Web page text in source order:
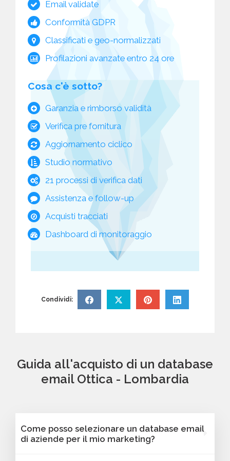
Email validate
Conformità GDPR
Classificati e geo-normalizzati
Profilazioni avanzate entro 24 ore
Cosa c'è sotto?
Garanzia e rimborso validità
Verifica pre fornitura
Aggiornamento ciclico
Studio normativo
21 processi di verifica dati
Assistenza e follow-up
Acquisti tracciati
Dashboard di monitoraggio
Condividi:
Guida all'acquisto di un database
email Ottica - Lombardia
Come posso selezionare un database email
di aziende per il mio marketing?